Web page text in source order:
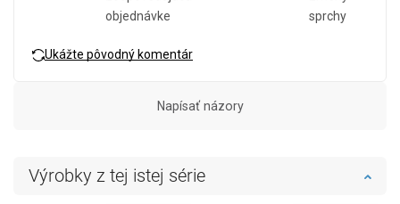
objednávke
sprchy
Ukážte pôvodný komentár
Napísať názory
Výrobky z tej istej série